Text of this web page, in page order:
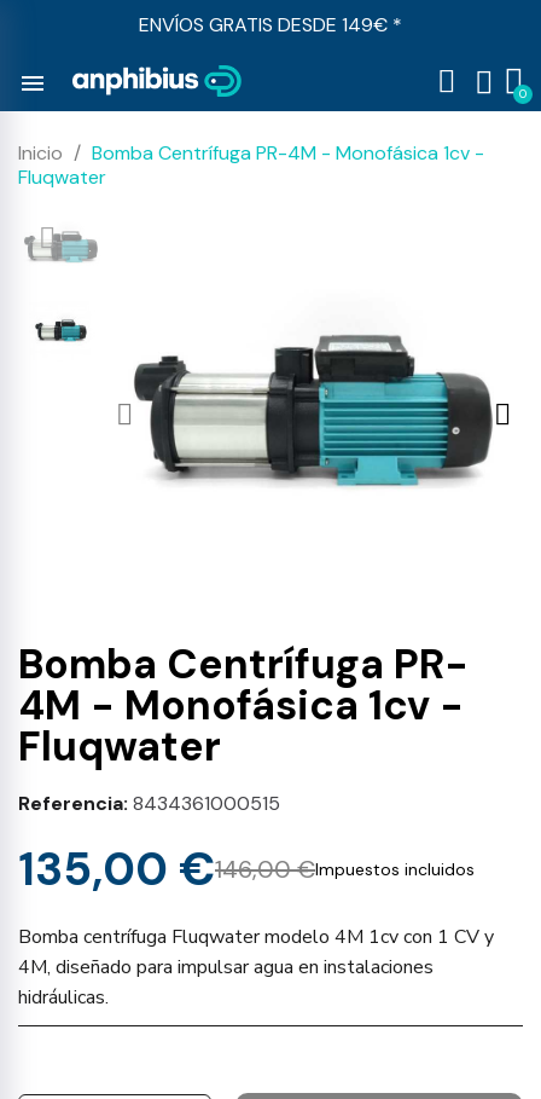
ENVÍOS GRATIS DESDE 149€ *
menu
Inicio
Bomba Centrífuga PR-4M - Monofásica 1cv -
Fluqwater
Bomba Centrífuga PR-
4M - Monofásica 1cv -
Fluqwater
Referencia 8434361000515
146,00 €
135,00 € Impuestos incluidos
Bomba centrífuga Fluqwater modelo 4M 1cv con 1 CV y
4M, diseñado para impulsar agua en instalaciones
hidráulicas.